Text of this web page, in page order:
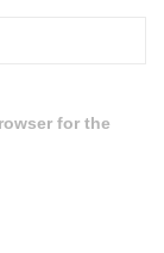
for the